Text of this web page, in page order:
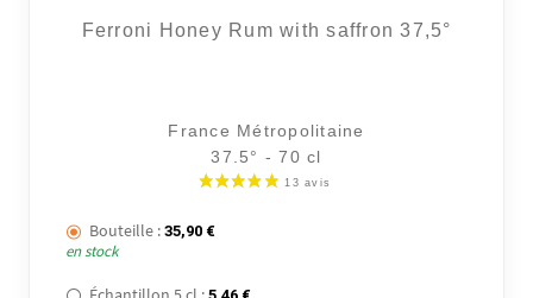
Ferroni Honey Rum with saffron 37,5°
France Métropolitaine
37.5° - 70 cl
Bouteille : 35,90 €
en stock